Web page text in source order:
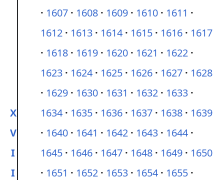
X
V
I
I
1607
1608 1609 1610
1611
1612
1613 1614 1615 1616
1617
1618
1619 1620 1621
1622
1623
1624 1625 1626 1627
1628
1629
1630 1631 1632
1633
1634
1635 1636 1637 1638
1639
1640
1641 1642 1643
1644
1645
1646 1647 1648 1649
1650
1651
1652 1653 1654
1655